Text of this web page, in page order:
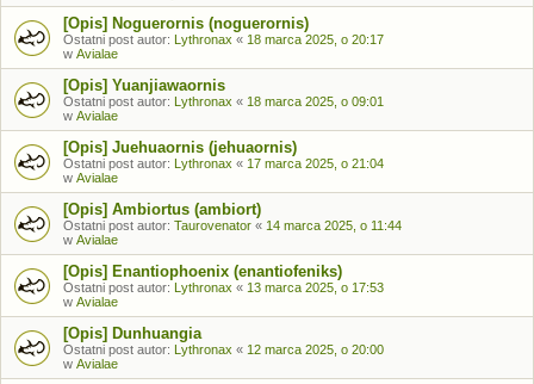
[Opis] Noguerornis (noguerornis)
Ostatni post autor: Lythronax « 18 marca 2025, o 20:17
w Avialae
[Opis] Yuanjiawaornis
Ostatni post autor: Lythronax « 18 marca 2025, o 09:01
w Avialae
[Opis] Juehuaornis (jehuaornis)
Ostatni post autor: Lythronax « 17 marca 2025, o 21:04
w Avialae
[Opis] Ambiortus (ambiort)
Ostatni post autor: Taurovenator « 14 marca 2025, o 11:44
w Avialae
[Opis] Enantiophoenix (enantiofeniks)
Ostatni post autor: Lythronax « 13 marca 2025, o 17:53
w Avialae
[Opis] Dunhuangia
Ostatni post autor: Lythronax « 12 marca 2025, o 20:00
w Avialae